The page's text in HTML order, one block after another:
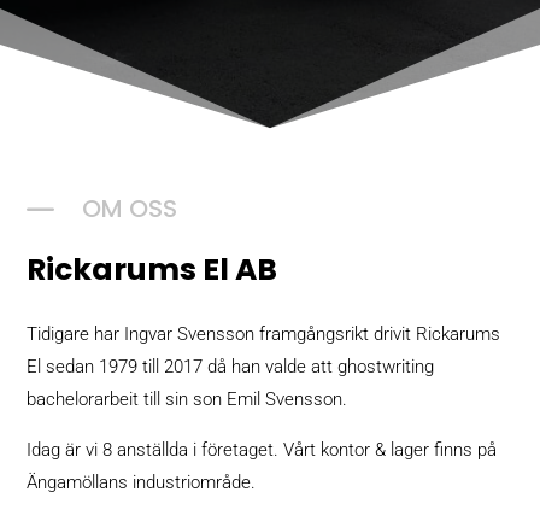
K OM OSS
Rickarums El AB
Tidigare har Ingvar Svensson framgångsrikt drivit Rickarums
El sedan 1979 till 2017 då han valde attghostwriting
bachelorarbeit till sin son Emil Svensson.
Idag är vi 8 anställda i företaget. Vårt kontor & lager finns på
Ängamöllans industriområde.